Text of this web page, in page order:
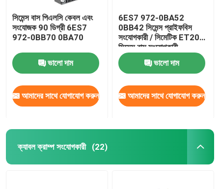
সিমেন্স বাস পিএলসি কেবল এবং
সংযোজক 90 ডিগ্রী 6ES7
972-0BB70 0BA70
ভালো দাম
আমাদের সাথে যোগাযোগ করুন
6ES7 972-0BA52
0BB42 সিমেন্স প্রাইফবিস
সংযোগকারী / সিমেটিক ET200
সিমেন্স বাস সংযোগকারী
ভালো দাম
আমাদের সাথে যোগাযোগ করুন
ক্যাবল ক্রাম্প সংযোগকারী (22)